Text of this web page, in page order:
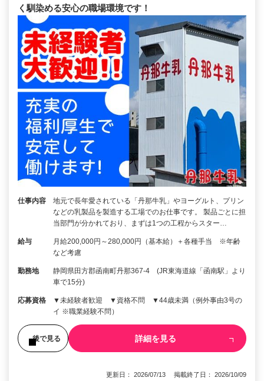
く馴染める安心の職場環境です！
仕事内容
地元で長年愛されている「丹那牛乳」やヨーグルト、プリン
などの乳製品を製造する工場でのお仕事です。 製品ごとに担
当部門が分かれており、まずは1つの工程からスター…
給与
月給200,000円～280,000円（基本給）＋各種手当 ※年齢
など考慮
勤務地
静岡県田方郡函南町丹那367-4 (JR東海道線「函南駅」より
車で15分)
応募資格
▼未経験者歓迎 ▼資格不問 ▼44歳未満（例外事由3号の
イ ※職業経験不問）
後で見る 詳細を見る
更新日： 2026/07/13 掲載終了日： 2026/10/09